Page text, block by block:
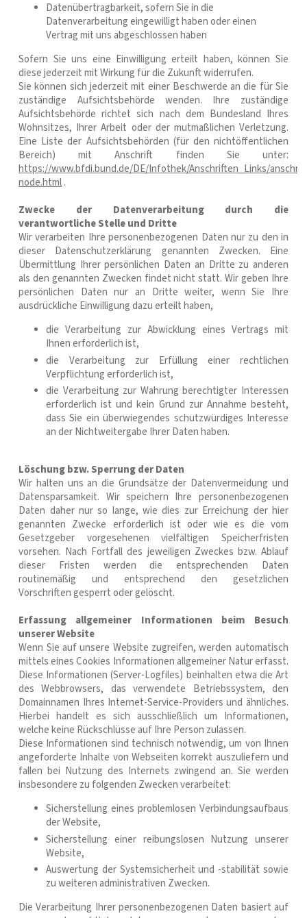
Datenübertragbarkeit, sofern Sie in die
Datenverarbeitung eingewilligt haben oder einen
Vertrag mit uns abgeschlossen haben
Sofern Sie uns eine Einwilligung erteilt haben, können Sie
diese jederzeit mit Wirkung für die Zukunft widerrufen.
Sie können sich jederzeit mit einer Beschwerde an die für Sie
zuständige Aufsichtsbehörde wenden. Ihre zuständige
Aufsichtsbehörde richtet sich nach dem Bundesland Ihres
Wohnsitzes, Ihrer Arbeit oder der mutmaßlichen Verletzung.
Eine Liste der Aufsichtsbehörden (für den nichtöffentlichen
Bereich) mit Anschrift finden Sie unter:
https://www.bfdi.bund.de/DE/Infothek/Anschriften_Links/
node.html.
Zwecke der Datenverarbeitung durch die
verantwortliche Stelle und Dritte
Wir verarbeiten Ihre personenbezogenen Daten nur zu den in
dieser Datenschutzerklärung genannten Zwecken. Eine
Übermittlung Ihrer persönlichen Daten an Dritte zu anderen
als den genannten Zwecken findet nicht statt. Wir geben Ihre
persönlichen Daten nur an Dritte weiter, wenn Sie Ihre
ausdrückliche Einwilligung dazu erteilt haben,
die Verarbeitung zur Abwicklung eines Vertrags mit
Ihnen erforderlich ist,
die Verarbeitung zur Erfüllung einer rechtlichen
Verpflichtung erforderlich ist,
die Verarbeitung zur Wahrung berechtigter Interessen
erforderlich ist und kein Grund zur Annahme besteht,
dass Sie ein überwiegendes schutzwürdiges Interesse
an der Nichtweitergabe Ihrer Daten haben.
Löschung bzw. Sperrung der Daten
Wir halten uns an die Grundsätze der Datenvermeidung und
Datensparsamkeit. Wir speichern Ihre personenbezogenen
Daten daher nur so lange, wie dies zur Erreichung der hier
genannten Zwecke erforderlich ist oder wie es die vom
Gesetzgeber vorgesehenen vielfältigen Speicherfristen
vorsehen. Nach Fortfall des jeweiligen Zweckes bzw. Ablauf
dieser Fristen werden die entsprechenden Daten
routinemäßig und entsprechend den gesetzlichen
Vorschriften gesperrt oder gelöscht.
Erfassung allgemeiner Informationen beim Besuch
unserer Website
Wenn Sie auf unsere Website zugreifen, werden automatisch
mittels eines Cookies Informationen allgemeiner Natur erfasst.
Diese Informationen (Server-Logfiles) beinhalten etwa die Art
des Webbrowsers, das verwendete Betriebssystem, den
Domainnamen Ihres Internet-Service-Providers und ähnliches.
Hierbei handelt es sich ausschließlich um Informationen,
welche keine Rückschlüsse auf Ihre Person zulassen.
Diese Informationen sind technisch notwendig, um von Ihnen
angeforderte Inhalte von Webseiten korrekt auszuliefern und
fallen bei Nutzung des Internets zwingend an. Sie werden
insbesondere zu folgenden Zwecken verarbeitet:
Sicherstellung eines problemlosen Verbindungsaufbaus
der Website,
Sicherstellung einer reibungslosen Nutzung unserer
Website,
Auswertung der Systemsicherheit und -stabilität sowie
zu weiteren administrativen Zwecken.
Die Verarbeitung Ihrer personenbezogenen Daten basiert auf